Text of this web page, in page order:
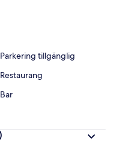
Parkering tillgänglig
Restaurang
Bar